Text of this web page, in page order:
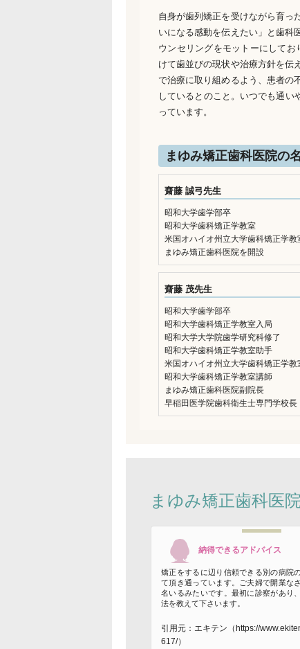
自身が歯列矯正を受けながら育っ
いになる感動を伝えたい」と歯科
ウンセリングをモットーにして
けて歯並びの現状や治療方針を伝
で治療に取り組めるよう、患者の
しているとのこと。いつでも通い
っています。
まゆみ矯正歯科医院の
齋藤 誠弓先生
昭和大学歯学部卒
昭和大学歯科矯正学教室
米国オハイオ州立大学歯科矯正学教
まゆみ矯正歯科医院を開設
齋藤 茂先生
昭和大学歯学部卒
昭和大学歯科矯正学教室入局
昭和大学大学院歯学研究科修了
昭和大学歯科矯正学教室助手
米国オハイオ州立大学歯科矯正学教
昭和大学歯科矯正学教室講師
まゆみ矯正歯科医院副院長
早稲田医学院歯科衛生士専門学校長
まゆみ矯正歯科医
納得できるアドバイス
矯正をするに辺り信頼できる別の病院
て頂き通っています。ご夫婦で開業な
名いるみたいです。最初に診察があり
法を教えて下さいます。
引用元：エキテン（https://
617/）